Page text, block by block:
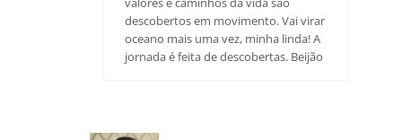
descobertos em movimento. Vai virar
oceano mais uma vez, minha linda! A
jornada é feita de descobertas. Beijão